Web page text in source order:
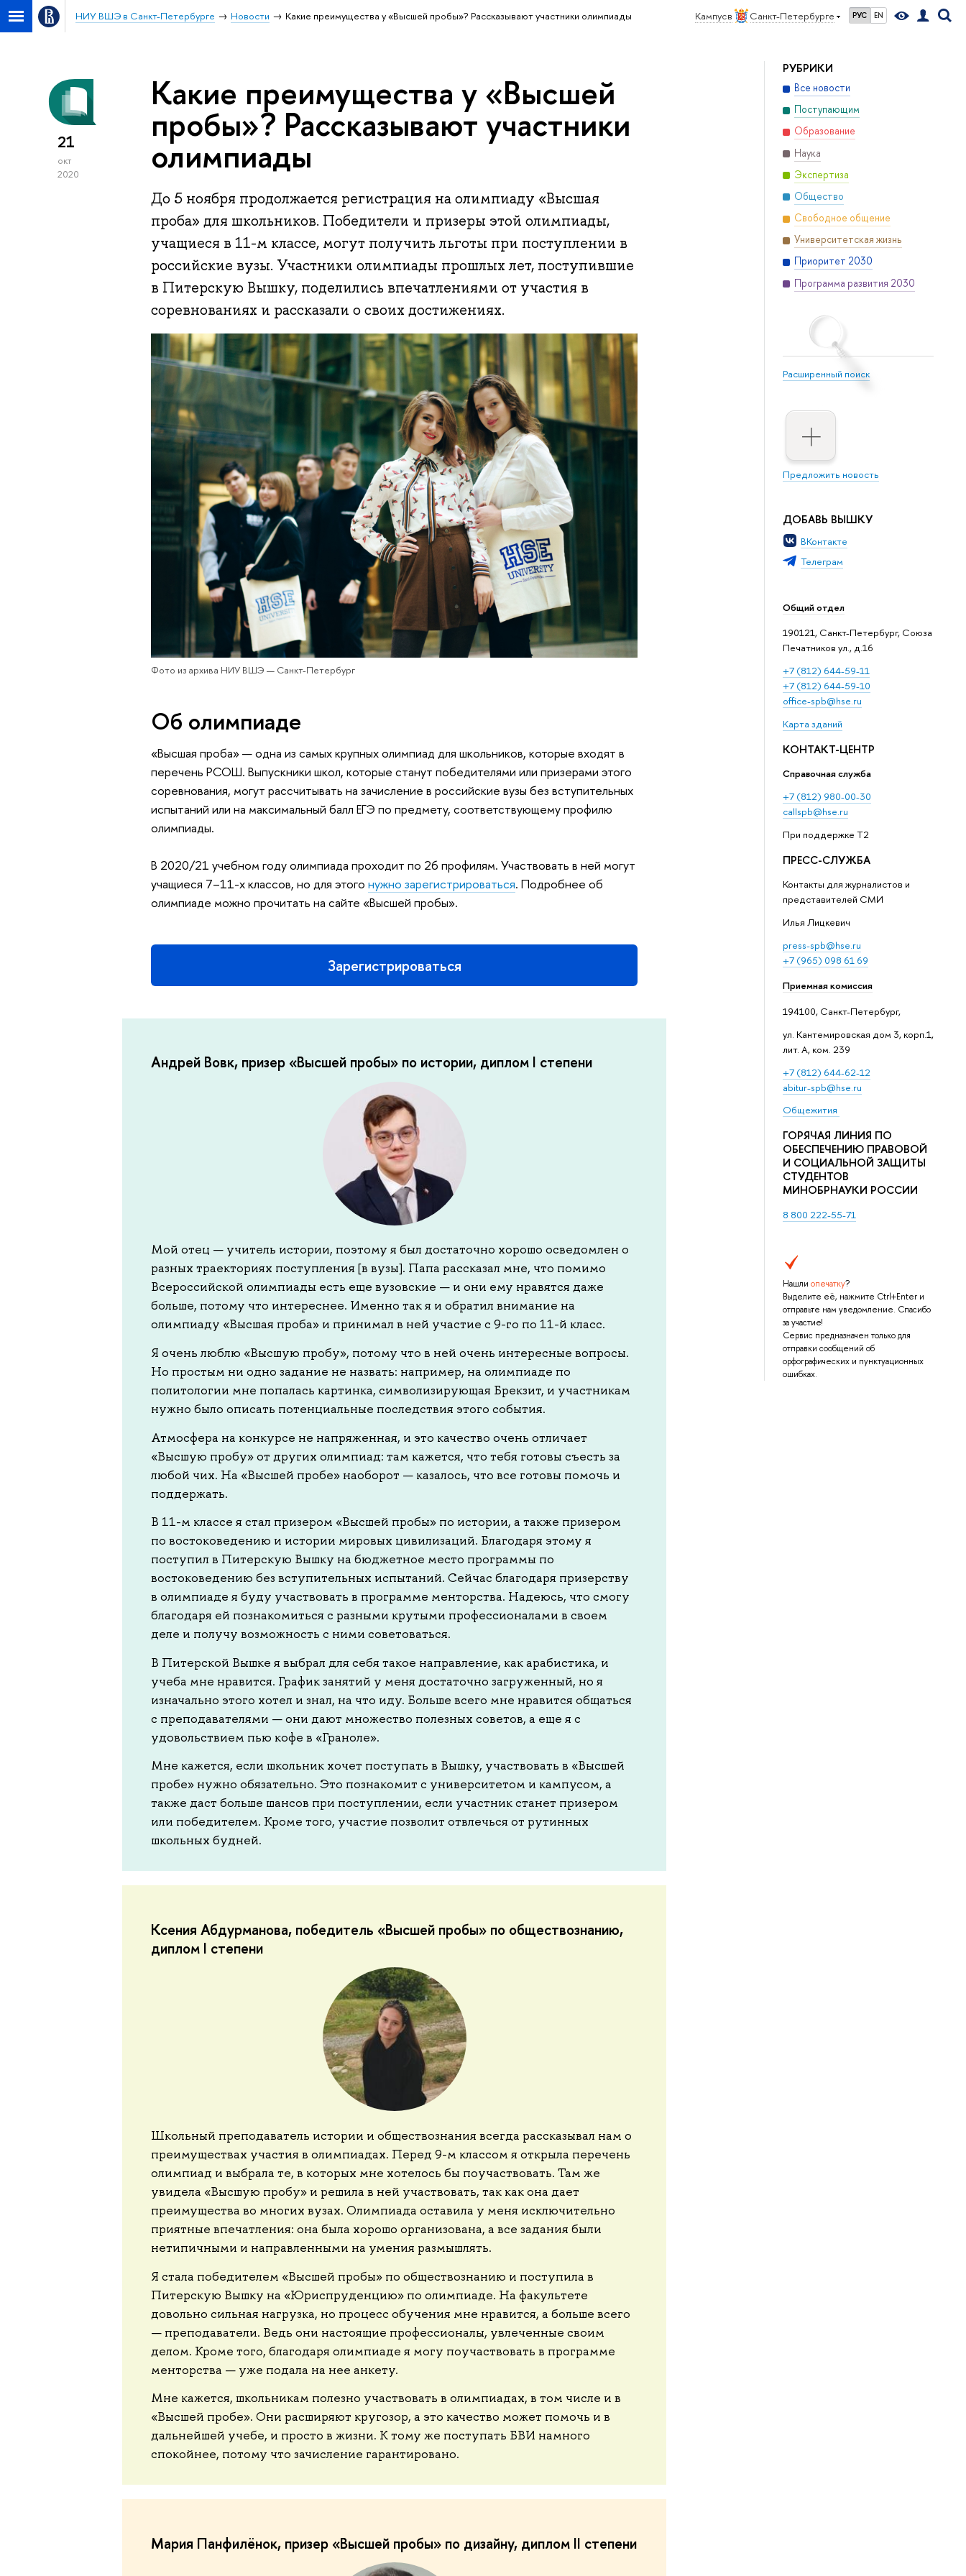
Кампус в Санкт-Петербурге РУС EN
НИУ ВШЭ в Санкт-Петербурге Новости Какие преимущества у «Высшей пробы»? Рассказывают участники олимпиады
РУБРИКИ
Все новости
Поступающим
Образование
Наука
Экспертиза
Общество
Свободное общение
Университетская жизнь
Приоритет 2030
Программа развития 2030
Расширенный поиск
Предложить новость
ДОБАВЬ ВЫШКУ
ВКонтакте
Телеграм
Общий отдел
190121, Санкт-Петербург, Союза
Печатников ул., д.16
+7 (812) 644-59-11
+7 (812) 644-59-10
office-spb@hse.ru
Карта зданий
КОНТАКТ-ЦЕНТР
Справочная служба
+7 (812) 980-00-30
callspb@hse.ru
При поддержке T2
ПРЕСС-СЛУЖБА
Контакты для журналистов и
представителей СМИ
Илья Лицкевич
press-spb@hse.ru
+7 (965) 098 61 69
Приемная комиссия
194100, Санкт-Петербург,
ул. Кантемировская дом 3, корп.1,
лит. А, ком. 239
+7 (812) 644-62-12
abitur-spb@hse.ru
Общежития
ГОРЯЧАЯ ЛИНИЯ ПО
ОБЕСПЕЧЕНИЮ ПРАВОВОЙ
И СОЦИАЛЬНОЙ ЗАЩИТЫ
СТУДЕНТОВ
МИНОБРНАУКИ РОССИИ
8 800 222-55-71
Нашли опечатку?
Выделите её, нажмите Ctrl+Enter и
отправьте нам уведомление. Спасибо
за участие!
Сервис предназначен только для
отправки сообщений об
орфографических и пунктуационных
ошибках.
21
окт
2020
Какие преимущества у «Высшей
пробы»? Рассказывают участники
олимпиады
До 5 ноября продолжается регистрация на олимпиаду «Высшая
проба» для школьников. Победители и призеры этой олимпиады,
учащиеся в 11-м классе, могут получить льготы при поступлении в
российские вузы. Участники олимпиады прошлых лет, поступившие
в Питерскую Вышку, поделились впечатлениями от участия в
соревнованиях и рассказали о своих достижениях.
Фото из архива НИУ ВШЭ — Санкт-Петербург
Об олимпиаде
«Высшая проба» — одна из самых крупных олимпиад для школьников, которые входят в
перечень РСОШ. Выпускники школ, которые станут победителями или призерами этого
соревнования, могут рассчитывать на зачисление в российские вузы без вступительных
испытаний или на максимальный балл ЕГЭ по предмету, соответствующему профилю
олимпиады.
В 2020/21 учебном году олимпиада проходит по 26 профилям. Участвовать в ней могут
учащиеся 7–11-х классов, но для этого нужно зарегистрироваться. Подробнее об
олимпиаде можно прочитать на сайте «Высшей пробы».
Зарегистрироваться
Андрей Вовк, призер «Высшей пробы» по истории, диплом I степени
Мой отец — учитель истории, поэтому я был достаточно хорошо осведомлен о
разных траекториях поступления [в вузы]. Папа рассказал мне, что помимо
Всероссийской олимпиады есть еще вузовские — и они ему нравятся даже
больше, потому что интереснее. Именно так я и обратил внимание на
олимпиаду «Высшая проба» и принимал в ней участие с 9-го по 11-й класс.
Я очень люблю «Высшую пробу», потому что в ней очень интересные вопросы.
Но простым ни одно задание не назвать: например, на олимпиаде по
политологии мне попалась картинка, символизирующая Брекзит, и участникам
нужно было описать потенциальные последствия этого события.
Атмосфера на конкурсе не напряженная, и это качество очень отличает
«Высшую пробу» от других олимпиад: там кажется, что тебя готовы съесть за
любой чих. На «Высшей пробе» наоборот — казалось, что все готовы помочь и
поддержать.
В 11-м классе я стал призером «Высшей пробы» по истории, а также призером
по востоковедению и истории мировых цивилизаций. Благодаря этому я
поступил в Питерскую Вышку на бюджетное место программы по
востоковедению без вступительных испытаний. Сейчас благодаря призерству
в олимпиаде я буду участвовать в программе менторства. Надеюсь, что смогу
благодаря ей познакомиться с разными крутыми профессионалами в своем
деле и получу возможность с ними советоваться.
В Питерской Вышке я выбрал для себя такое направление, как арабистика, и
учеба мне нравится. График занятий у меня достаточно загруженный, но я
изначально этого хотел и знал, на что иду. Больше всего мне нравится общаться
с преподавателями — они дают множество полезных советов, а еще я с
удовольствием пью кофе в «Граноле».
Мне кажется, если школьник хочет поступать в Вышку, участвовать в «Высшей
пробе» нужно обязательно. Это познакомит с университетом и кампусом, а
также даст больше шансов при поступлении, если участник станет призером
или победителем. Кроме того, участие позволит отвлечься от рутинных
школьных будней.
Ксения Абдурманова, победитель «Высшей пробы» по обществознанию,
диплом I степени
Школьный преподаватель истории и обществознания всегда рассказывал нам о
преимуществах участия в олимпиадах. Перед 9-м классом я открыла перечень
олимпиад и выбрала те, в которых мне хотелось бы поучаствовать. Там же
увидела «Высшую пробу» и решила в ней участвовать, так как она дает
преимущества во многих вузах. Олимпиада оставила у меня исключительно
приятные впечатления: она была хорошо организована, а все задания были
нетипичными и направленными на умения размышлять.
Я стала победителем «Высшей пробы» по обществознанию и поступила в
Питерскую Вышку на «Юриспруденцию» по олимпиаде. На факультете
довольно сильная нагрузка, но процесс обучения мне нравится, а больше всего
— преподаватели. Ведь они настоящие профессионалы, увлеченные своим
делом. Кроме того, благодаря олимпиаде я могу поучаствовать в программе
менторства — уже подала на нее анкету.
Мне кажется, школьникам полезно участвовать в олимпиадах, в том числе и в
«Высшей пробе». Они расширяют кругозор, а это качество может помочь и в
дальнейшей учебе, и просто в жизни. К тому же поступать БВИ намного
спокойнее, потому что зачисление гарантировано.
Мария Панфилёнок, призер «Высшей пробы» по дизайну, диплом II степени